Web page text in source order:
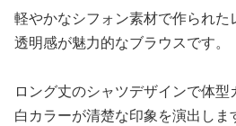
軽やかなシフォン素材で作られた
透明感が魅力的なブラウスです。
ロング丈のシャツデザインで体
白カラーが清楚な印象を演出しま